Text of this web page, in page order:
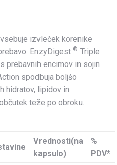
izvleček korenike
EnzyDigest ® Triple
prebavnih encimov in sojin
spodbuja boljšo
hidratov, lipidov in
teže po obroku.
Vrednosti(na
kapsulo)
%
PDV*